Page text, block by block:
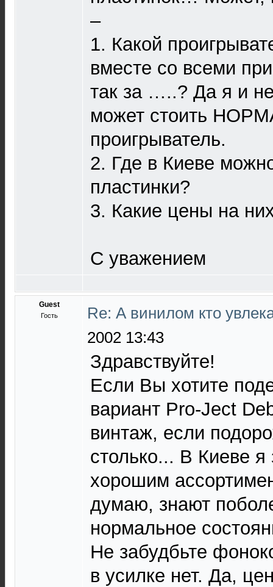
–
1. Какой
вместе со всеми
так за …..? Да я и
может стоить
проигрыватель.
2. Где в Киеве
пластинки?
3. Какие цены на
С уважением
Guest
Гость
Re: А винилом кто
2002 13:43
Здравствуйте!
Если Вы хотите
вариант Pro-Ject
винтаж, если
столько... В Киеве я
хорошим
думаю, знают
нормальное
Не забудбьте
в усилке нет. Да,